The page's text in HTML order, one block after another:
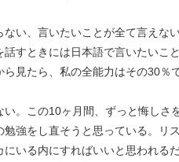
い、言いたいことが全て言えな
すときには日本語で言いたいこ
見たら、私の全能力はその30％
。この10ヶ月間、ずっと悔しさ
強をし直そうと思っている。リ
いる内にすればいいと思われる